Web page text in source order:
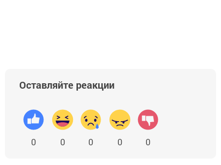
Оставляйте реакции
0 0 0 0 0